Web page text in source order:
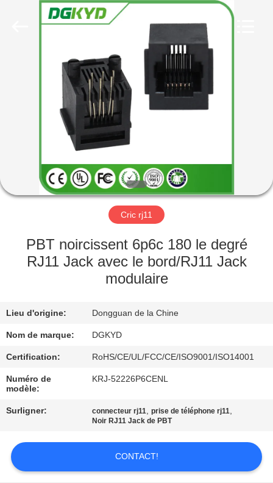
MAISON
PRODUITS
SHOW
AU
NOUS
D'USINE
CONTRÔLE
DE
QUALITÉ
NOUS
Cric rj11
PBT noircissent 6p6c 180 le degré
RJ11 Jack avec le bord/RJ11 Jack
modulaire
Lieu d'origine: Dongguan de la Chine
Nom de marque: DGKYD
Certification: RoHS/CE/UL/FCC/CE/ISO9001/ISO14001
Numéro de
modèle:
KRJ-52226P6CENL
Surligner: connecteur rj11,prise de téléphone rj11,
Noir RJ11 Jack de PBT
CONTACT!